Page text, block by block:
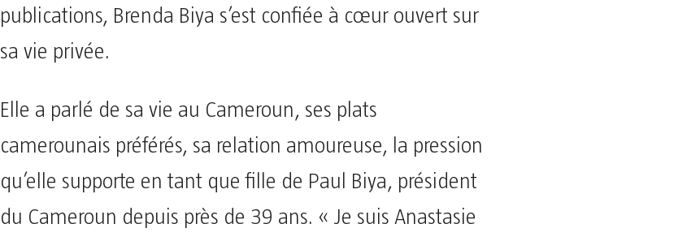
publications, Brenda Biya s’est confiée à cœur ouvert sur
sa vie privée.
Elle a parlé de sa vie au Cameroun, ses plats
camerounais préférés, sa relation amoureuse, la pression
qu’elle supporte en tant que fille de Paul Biya, président
du Cameroun depuis près de 39 ans. « Je suis Anastasie